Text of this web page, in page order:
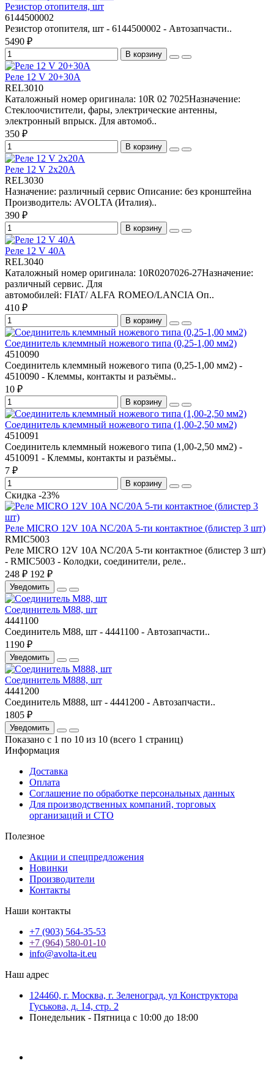
Резистор отопителя, шт
6144500002
Резистор отопителя, шт - 6144500002 - Автозапчасти..
5490 ₽
В корзину
Реле 12 V 20+30A
REL3010
Каталожный номер оригинала: 10R 02 7025Назначение:
Стеклоочистители, фары, электрические антенны,
электронный впрыск. Для автомоб..
350 ₽
В корзину
Реле 12 V 2x20A
REL3030
Назначение: различный сервис Описание: без кронштейна
Производитель: AVOLTA (Италия)..
390 ₽
В корзину
Реле 12 V 40A
REL3040
Каталожный номер оригинала: 10R0207026-27Назначение:
различный сервис. Для
автомобилей: FIAT/ ALFA ROMEO/LANCIA Оп..
410 ₽
В корзину
Соединитель клеммный ножевого типа (0,25-1,00 мм2)
4510090
Соединитель клеммный ножевого типа (0,25-1,00 мм2) -
4510090 - Клеммы, контакты и разъёмы..
10 ₽
В корзину
Соединитель клеммный ножевого типа (1,00-2,50 мм2)
4510091
Соединитель клеммный ножевого типа (1,00-2,50 мм2) -
4510091 - Клеммы, контакты и разъёмы..
7 ₽
В корзину
Скидка -23%
Реле MICRO 12V 10A NC/20A 5-ти контактное (блистер 3 шт)
RMIC5003
Реле MICRO 12V 10A NC/20A 5-ти контактное (блистер 3 шт)
- RMIC5003 - Колодки, соединители, реле..
248 ₽ 192 ₽
Уведомить
Соединитель М88, шт
4441100
Соединитель М88, шт - 4441100 - Автозапчасти..
1190 ₽
Уведомить
Соединитель М888, шт
4441200
Соединитель М888, шт - 4441200 - Автозапчасти..
1805 ₽
Уведомить
Показано с 1 по 10 из 10 (всего 1 страниц)
Информация
Доставка
Оплата
Соглашение по обработке персональных данных
Для производственных компаний, торговых
организаций и СТО
Полезное
Акции и спецпредложения
Новинки
Производители
Контакты
Наши контакты
+7 (903) 564-35-53
+7 (964) 580-01-10
info@avolta-it.eu
Наш адрес
124460, г. Москва, г. Зеленоград, ул Конструктора
Гуськова, д. 14, стр. 2
Понедельник - Пятница с 10:00 до 18:00